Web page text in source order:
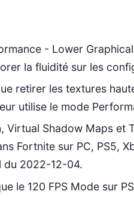
- Lower
la fluidité sur les
retirer les textures
utilise le mode
Virtual Shadow Maps et
Fortnite sur PC, PS5,
du 2022-12-04.
le 120 FPS Mode sur